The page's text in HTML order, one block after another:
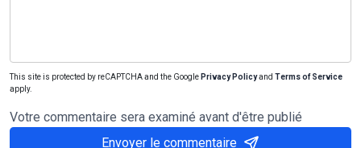
This site is protected by reCAPTCHA and the Google Privacy Policyand Terms of Service
apply.
Votre commentaire sera examiné avant d'être publié
Envoyer le commentaire